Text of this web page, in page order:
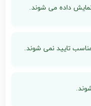
نمایش داده می شوند.
تایید نمی شوند.